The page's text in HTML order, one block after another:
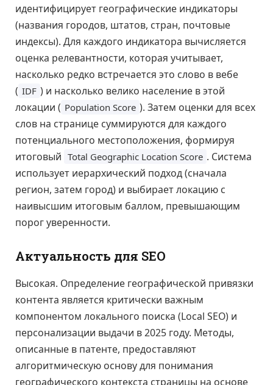
идентифицирует географические индикаторы
(названия городов, штатов, стран, почтовые
индексы). Для каждого индикатора вычисляется
оценка релевантности, которая учитывает,
насколько редко встречается это слово в вебе
( IDF ) и насколько велико население в этой
локации ( Population Score ). Затем оценки для всех
слов на странице суммируются для каждого
потенциального местоположения, формируя
итоговый Total Geographic Location Score . Система
использует иерархический подход (сначала
регион, затем город) и выбирает локацию с
наивысшим итоговым баллом, превышающим
порог уверенности.
Актуальность для SEO
Высокая. Определение географической привязки
контента является критически важным
компонентом локального поиска (Local SEO) и
персонализации выдачи в 2025 году. Методы,
описанные в патенте, предоставляют
алгоритмическую основу для понимания
географического контекста страницы на основе